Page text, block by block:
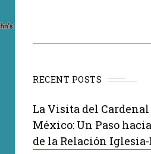
RECENT POSTS
La Visita del
México: Un Paso
de la Relación